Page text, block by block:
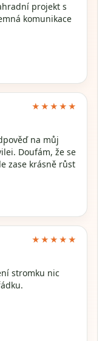
projekt s
komunikace
★★★★★
na můj
Doufám, že se
zase krásně růst
★★★★★
stromku nic